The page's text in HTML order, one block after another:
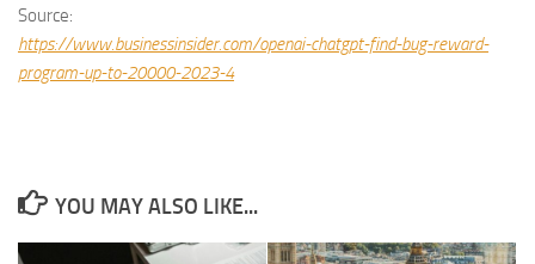
Source:
https://www.businessinsider.com/openai-chatgpt-find-bug-reward-
program-up-to-20000-2023-4
YOU MAY ALSO LIKE...